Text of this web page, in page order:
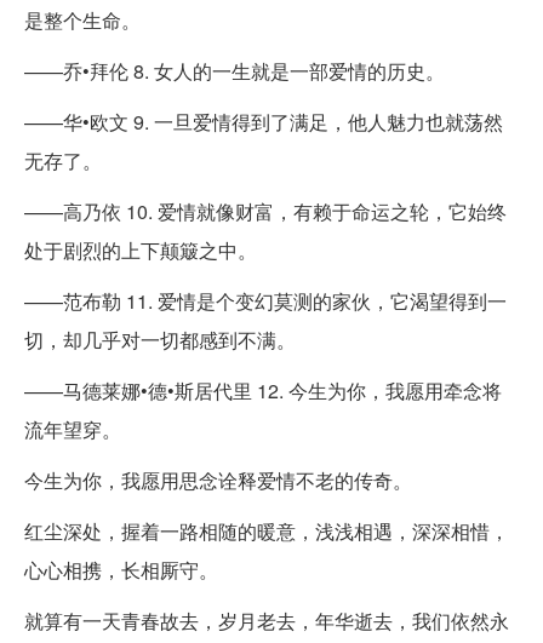
是整个生命。
——乔•拜伦 8. 女人的一生就是一部爱情的历史。
——华•欧文 9. 一旦爱情得到了满足，他人魅力也就荡然
无存了。
——高乃依 10. 爱情就像财富，有赖于命运之轮，它始终
处于剧烈的上下颠簸之中。
——范布勒 11. 爱情是个变幻莫测的家伙，它渴望得到一
切，却几乎对一切都感到不满。
——马德莱娜•德•斯居代里 12. 今生为你，我愿用牵念将
流年望穿。
今生为你，我愿用思念诠释爱情不老的传奇。
红尘深处，握着一路相随的暖意，浅浅相遇，深深相惜，
心心相携，长相厮守。
就算有一天青春故去，岁月老去，年华逝去，我们依然永